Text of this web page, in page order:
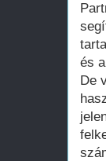
és
De